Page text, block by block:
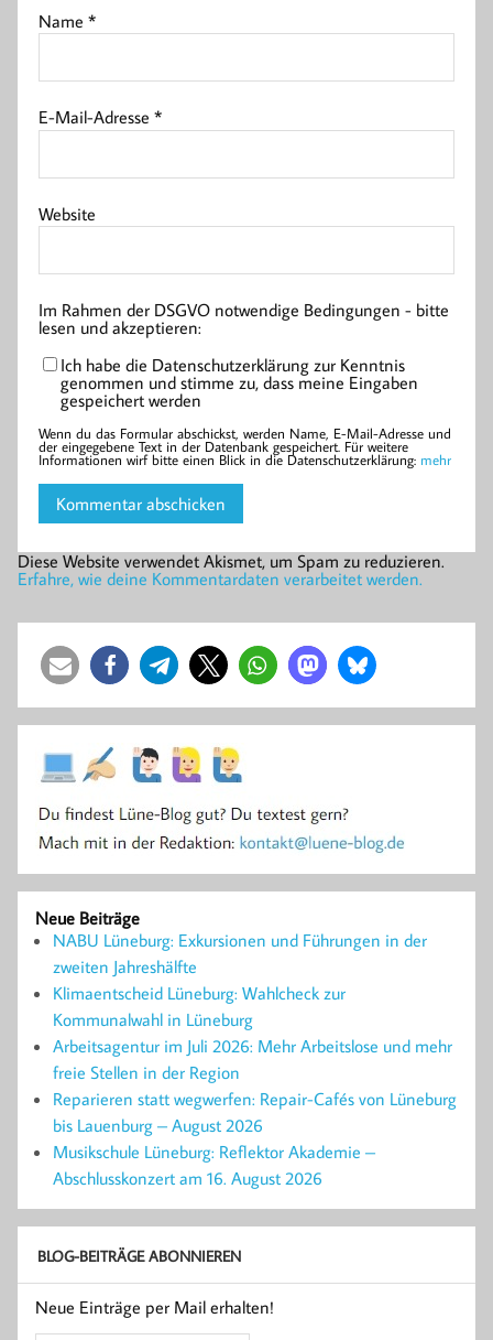
Name*
E-Mail-Adresse*
Website
Im Rahmen der DSGVO notwendige Bedingungen - bitte
lesen und akzeptieren:
Ich habe die Datenschutzerklärung zur Kenntnis
genommen und stimme zu, dass meine Eingaben
gespeichert werden
Wenn du das Formular abschickst, werden Name, E-Mail-Adresse und
der eingegebene Text in der Datenbank gespeichert. Für weitere
Informationen wirf bitte einen Blick in die Datenschutzerklärung: mehr
Diese Website verwendet Akismet, um Spam zu reduzieren.
Erfahre, wie deine Kommentardaten verarbeitet werden.
Neue Beiträge
NABU Lüneburg: Exkursionen und Führungen in der
zweiten Jahreshälfte
Klimaentscheid Lüneburg: Wahlcheck zur
Kommunalwahl in Lüneburg
Arbeitsagentur im Juli 2026: Mehr Arbeitslose und mehr
freie Stellen in der Region
Reparieren statt wegwerfen: Repair-Cafés von Lüneburg
bis Lauenburg – August 2026
Musikschule Lüneburg: Reflektor Akademie –
Abschlusskonzert am 16. August 2026
BLOG-BEITRÄGE ABONNIEREN
Neue Einträge per Mail erhalten!